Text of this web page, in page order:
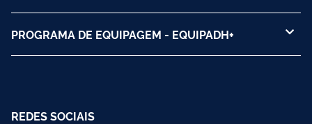
PROGRAMA DE EQUIPAGEM - EQUIPADH+
REDES SOCIAIS